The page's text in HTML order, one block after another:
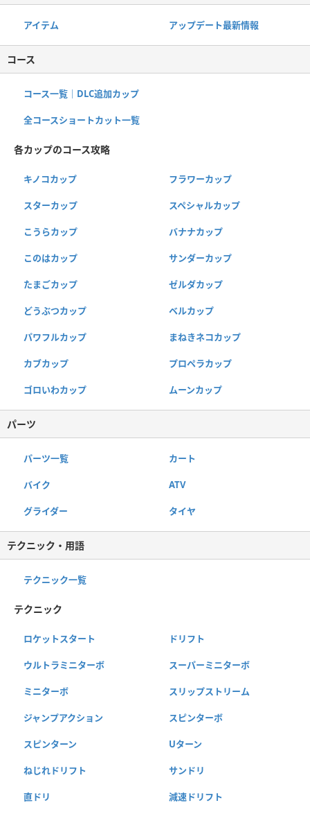
アイテム アップデート最新情報
コース
コース一覧｜DLC追加カップ
全コースショートカット一覧
各カップのコース攻略
キノコカップ フラワーカップ
スターカップ スペシャルカップ
こうらカップ バナナカップ
このはカップ サンダーカップ
たまごカップ ゼルダカップ
どうぶつカップ ベルカップ
パワフルカップ まねきネコカップ
カブカップ プロペラカップ
ゴロいわカップ ムーンカップ
パーツ
パーツ一覧 カート
バイク ATV
グライダー タイヤ
テクニック・用語
テクニック一覧
テクニック
ロケットスタート ドリフト
ウルトラミニターボ スーパーミニターボ
ミニターボ スリップストリーム
ジャンプアクション スピンターボ
スピンターン Uターン
ねじれドリフト サンドリ
直ドリ 減速ドリフト